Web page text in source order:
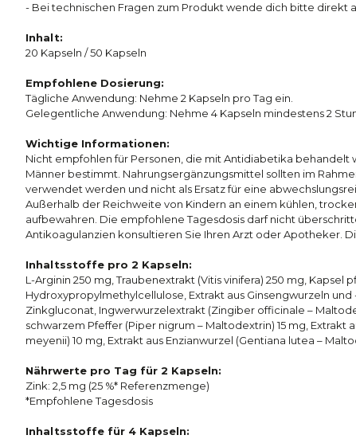
- Bei technischen Fragen zum Produkt wende dich bitte direkt
Inhalt:
20 Kapseln / 50 Kapseln
Empfohlene Dosierung:
Tägliche Anwendung: Nehme 2 Kapseln pro Tag ein.
Gelegentliche Anwendung: Nehme 4 Kapseln mindestens 2
Wichtige Informationen:
Nicht empfohlen für Personen, die mit Antidiabetika behandelt
Männer bestimmt. Nahrungsergänzungsmittel sollten im
verwendet werden und nicht als Ersatz für eine
Außerhalb der Reichweite von Kindern an einem kühlen,
aufbewahren. Die empfohlene Tagesdosis darf nicht
Antikoagulanzien konsultieren Sie Ihren Arzt oder Apotheker.
Inhaltsstoffe pro 2 Kapseln:
L-Arginin 250 mg, Traubenextrakt (Vitis vinifera) 250 mg, Kapsel
Hydroxypropylmethylcellulose, Extrakt aus Ginsengwurzeln und
Zinkgluconat, Ingwerwurzelextrakt (Zingiber officinale –
schwarzem Pfeffer (Piper nigrum – Maltodextrin) 15 mg, Extrakt
meyenii) 10 mg, Extrakt aus Enzianwurzel (Gentiana lutea –
Nährwerte pro Tag für 2 Kapseln:
Zink: 2,5 mg (25 %* Referenzmenge)
*Empfohlene Tagesdosis
Inhaltsstoffe für 4 Kapseln: